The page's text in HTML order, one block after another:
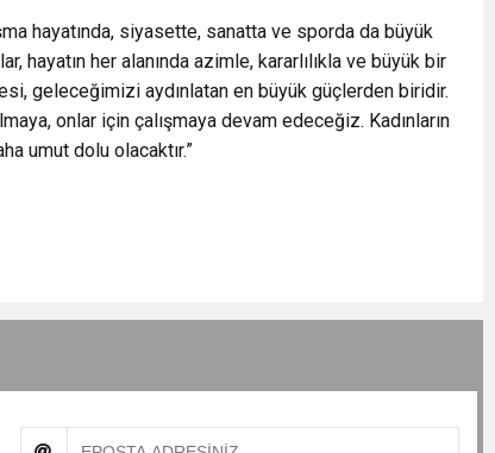
hayatında, siyasette, sanatta ve sporda da büyük
hayatın her alanında azimle, kararlılıkla ve büyük bir
geleceğimizi aydınlatan en büyük güçlerden biridir.
onlar için çalışmaya devam edeceğiz. Kadınların
umut dolu olacaktır.”